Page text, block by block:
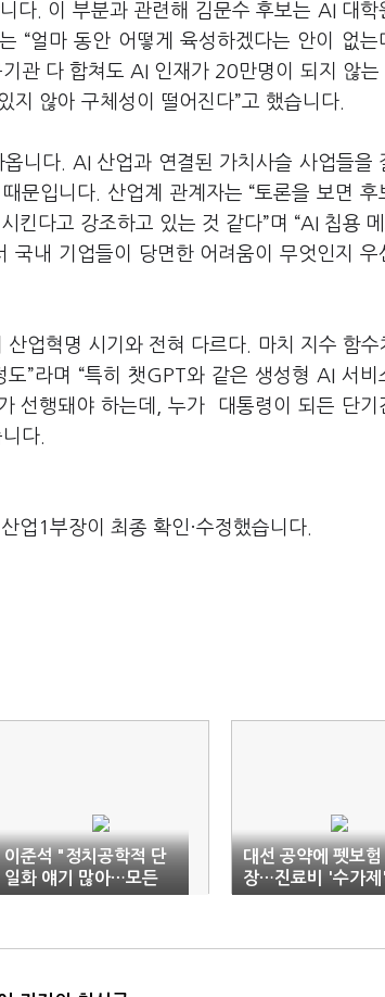
다. 이 부분과 관련해 김문수 후보는 AI 대학
“얼마 동안 어떻게 육성하겠다는 안이 없는
관 다 합쳐도 AI 인재가 20만명이 되지 않는
지 않아 구체성이 떨어진다”고 했습니다.
니다. AI 산업과 연결된 가치사슬 사업들을
문입니다. 산업계 관계자는 “토론을 보면 후
킨다고 강조하고 있는 것 같다”며 “AI 칩용
내 기업들이 당면한 어려움이 무엇인지 우
업혁명 시기와 전혀 다르다. 마치 지수 함수
”라며 “특히 챗GPT와 같은 생성형 AI 서비
선행돼야 하는데, 누가 대통령이 되든 단기
다.
업1부장이 최종 확인·수정했습니다.
이준석 "정치공학적 단
일화 얘기 많아…모든
전화 수신 차단"
대선 공약에 펫보험
장…진료비 '수가제
'의무공개'